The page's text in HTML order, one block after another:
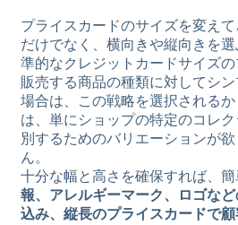
プライスカードのサイズを変え
だけでなく、横向きや縦向きを
準的なクレジットカードサイズの
販売する商品の種類に対してシ
場合は、この戦略を選択される
は、単にショップの特定のコレ
別するためのバリエーションが
ん。
十分な幅と高さを確保すれば、簡
報、アレルギーマーク、ロゴな
込み、縦長のプライスカードで顧